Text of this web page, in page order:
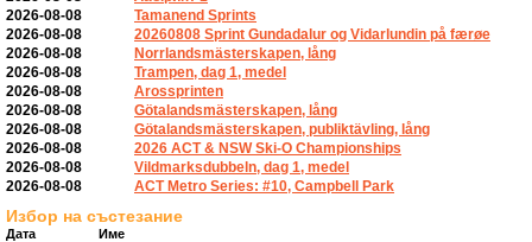
2026-08-08
Tamanend Sprints
2026-08-08
20260808 Sprint Gundadalur og Vidarlundin på færøe
2026-08-08
Norrlandsmästerskapen, lång
2026-08-08
Trampen, dag 1, medel
2026-08-08
Arossprinten
2026-08-08
Götalandsmästerskapen, lång
2026-08-08
Götalandsmästerskapen, publiktävling, lång
2026-08-08
2026 ACT & NSW Ski-O Championships
2026-08-08
Vildmarksdubbeln, dag 1, medel
2026-08-08
ACT Metro Series: #10, Campbell Park
Избор на състезание
Дата
Име